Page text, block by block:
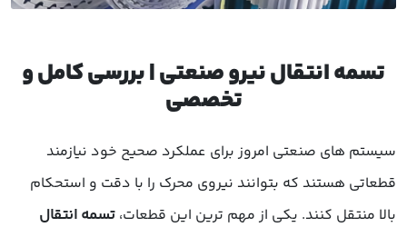
تسمه انتقال نیرو صنعتی | بررسی کامل و
تخصصی
سیستم های صنعتی امروز برای عملکرد صحیح خود نیازمند
قطعاتی هستند که بتوانند نیروی محرک را با دقت و استحکام
بالا منتقل کنند. یکی از مهم ترین این قطعات، تسمه انتقال